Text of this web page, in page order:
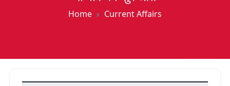
Home Current Affairs